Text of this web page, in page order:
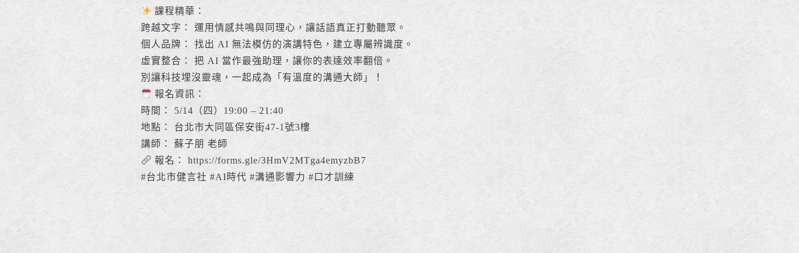
課程精華：
跨越文字： 運用情感共鳴與同理心，讓話語真正打動聽眾。
個人品牌： 找出 AI 無法模仿的演講特色，建立專屬辨識度。
虛實整合： 把 AI 當作最強助理，讓你的表達效率翻倍。
別讓科技埋沒靈魂，一起成為「有溫度的溝通大師」！
報名資訊：
時間： 5/14（四）19:00 – 21:40
地點： 台北市大同區保安街47-1號3樓
講師： 蘇子朋 老師
報名： https://forms.gle/3HmV2MTga4emyzbB7
#台北市健言社 #AI時代 #溝通影響力 #口才訓練